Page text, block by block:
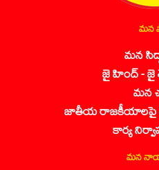
మన
మన
జై హింద్ - జై
మన
జాతీయ రాజకీయాలపై
కార్య
మన